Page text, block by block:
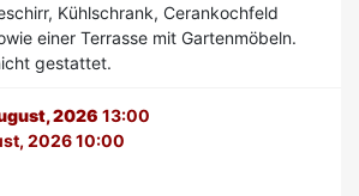
Kühlschrank, Cerankochfeld
einer Terrasse mit Gartenmöbeln.
gestattet.
2026 13:00
2026 10:00